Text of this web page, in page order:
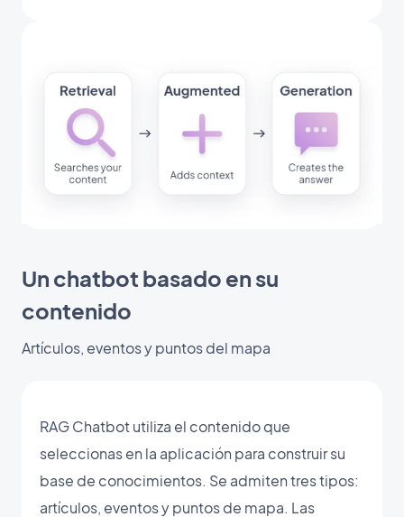
Un chatbot basado en su
contenido
Artículos, eventos y puntos del mapa
RAG Chatbot utiliza el contenido que
seleccionas en la aplicación para construir su
base de conocimientos. Se admiten tres tipos:
artículos, eventos y puntos de mapa. Las